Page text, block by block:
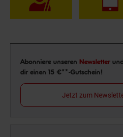
Newsletter Anmeldung
Abonniere unseren Newsletter
dir einen 15 €**-Gutschein!
Jetzt zum